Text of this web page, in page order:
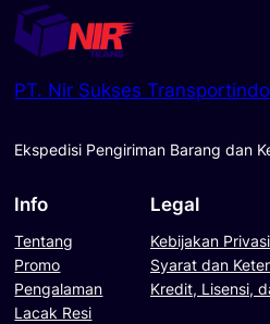
PT. Nir Sukses Transportindo
Ekspedisi Pengiriman Barang dan
Info
Tentang
Promo
Pengalaman
Lacak Resi
Legal
Kebijakan Privasi
Syarat dan
Kredit, Lisensi,